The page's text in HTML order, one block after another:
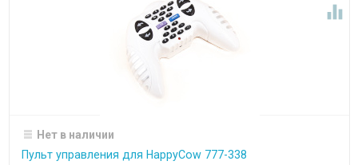

Нет в наличии
Пульт управления для HappyCow 777-338